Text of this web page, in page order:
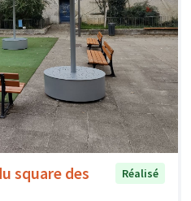
square des
Réalisé